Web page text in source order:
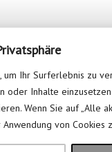
um Ihr Surferlebnis zu
oder Inhalte
Wenn Sie auf „Alle
von Cookies
Startseite